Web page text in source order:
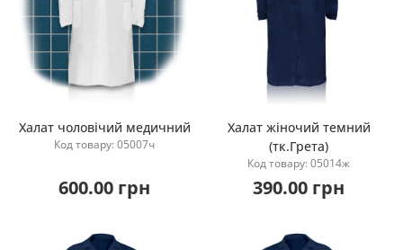
Халат чоловічий медичний
Код товару: 05007ч
600.00 грн
Купити
Халат жіночий темний
(тк.Грета)
Код товару: 05014ж
390.00 грн